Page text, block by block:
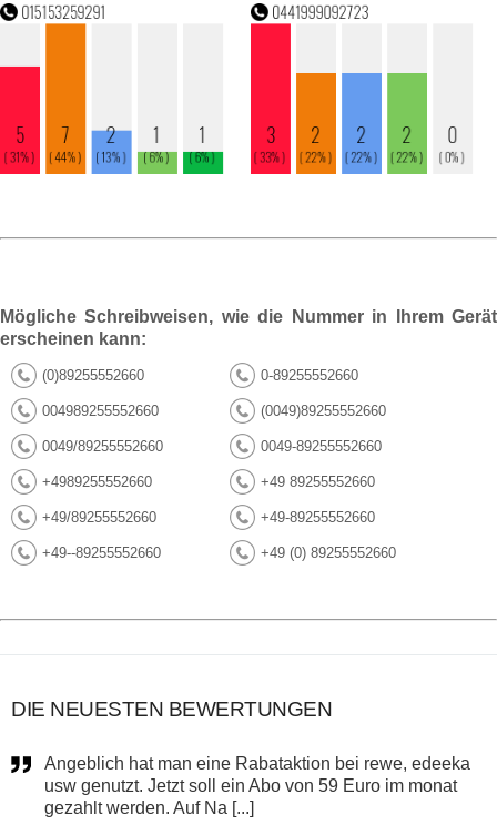
Mögliche Schreibweisen, wie die Nummer in Ihrem Gerät
erscheinen kann:
(0)89255552660 0-89255552660
004989255552660 (0049)89255552660
0049/89255552660 0049-89255552660
+4989255552660 +49 89255552660
+49/89255552660 +49-89255552660
+49--89255552660 +49 (0) 89255552660
DIE NEUESTEN BEWERTUNGEN
Angeblich hat man eine Rabataktion bei rewe, edeeka
usw genutzt. Jetzt soll ein Abo von 59 Euro im monat
gezahlt werden. Auf Na [...]